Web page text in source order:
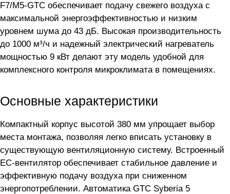
F7/M5-GTC обеспечивает подачу свежего воздуха с
максимальной энергоэффективностью и низким
уровнем шума до 43 дБ. Высокая производительность
до 1000 м³/ч и надежный электрический нагреватель
мощностью 9 кВт делают эту модель удобной для
комплексного контроля микроклимата в помещениях.
Основные характеристики
Компактный корпус высотой 380 мм упрощает выбор
места монтажа, позволяя легко вписать установку в
существующую вентиляционную систему. Встроенный
EC-вентилятор обеспечивает стабильное давление и
эффективную подачу воздуха при сниженном
энергопотреблении. Автоматика GTC Syberia 5